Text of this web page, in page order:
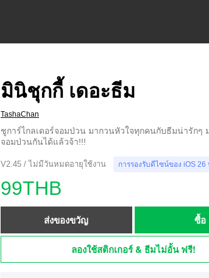
มินิชุกกี้ เดอะธีม
TashaChan
ชูการ์ไกลเดอร์จอมป่วน มากวนหัวใจทุกคนกับธีมน่ารักๆ
จอมป่วนกันได้แล้วจ้า!!!
V2.45 / ไม่มีวันหมดอายุใช้งาน การรองรับดีไซน์ของ iOS 26
99THB
ส่งของขวัญ ซื้อ
ลองใช้สติกเกอร์ & ธีมไม่อั้น ฟรี!